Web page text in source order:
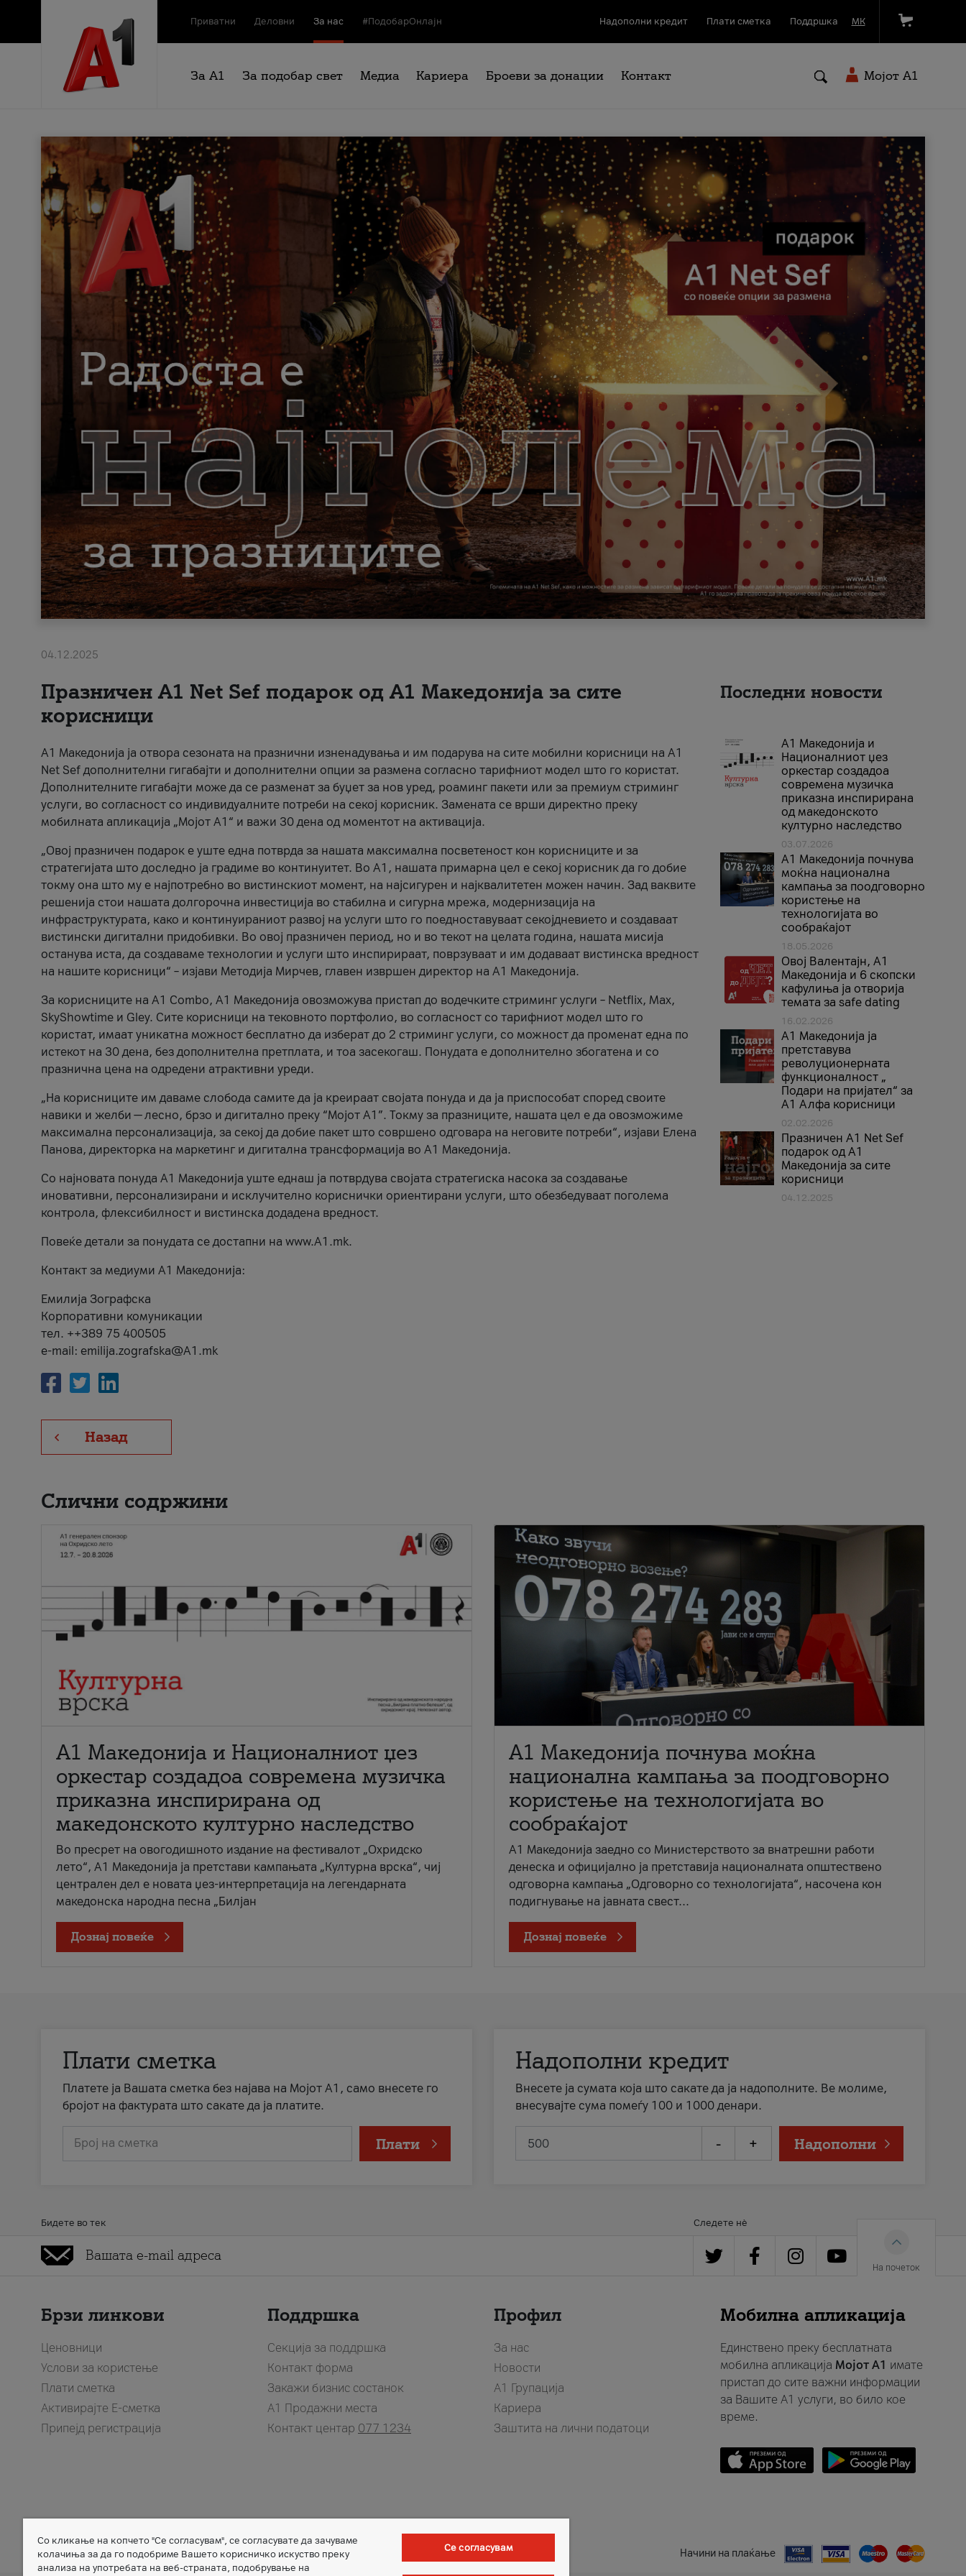
Приватни Деловни За нас #ПодобарОнлајн Надополни кредит Плати сметка Поддршка МК
За А1 За подобар свет Медиа Кариера Броеви за донации Контакт Мојот A1
04.12.2025
Празничен A1 Net Sеf подарок од А1 Македонија за сите
корисници
А1 Македонија ја отвора сезоната на празнични изненадувања и им подарува на сите мобилни корисници на A1
Net Sef дополнителни гигабајти и дополнителни опции за размена согласно тарифниот модел што го користат.
Дополнителните гигабајти може да се разменат за буџет за нов уред, роаминг пакети или за премиум стриминг
услуги, во согласност со индивидуалните потреби на секој корисник. Замената се врши директно преку
мобилната апликација „Мојот А1“ и важи 30 дена од моментот на активација.
„Овој празничен подарок е уште една потврда за нашата максимална посветеност кон корисниците и за
стратегијата што доследно ја градиме во континуитет. Во А1, нашата примарна цел е секој корисник да го добие
токму она што му е најпотребно во вистинскиот момент, на најсигурен и најквалитетен можен начин. Зад ваквите
решенија стои нашата долгорочна инвестиција во стабилна и сигурна мрежа, модернизација на
инфраструктурата, како и континуираниот развој на услуги што го поедноставуваат секојдневието и создаваат
вистински дигитални придобивки. Во овој празничен период, но и во текот на целата година, нашата мисија
останува иста, да создаваме технологии и услуги што инспирираат, поврзуваат и им додаваат вистинска вредност
на нашите корисници“ – изјави Методија Мирчев, главен извршен директор на А1 Македонија.
За корисниците на A1 Combo, А1 Македонија овозможува пристап до водечките стриминг услуги – Netflix, Max,
SkyShowtime и Gley. Сите корисници на тековното портфолио, во согласност со тарифниот модел што го
користат, имаат уникатна можност бесплатно да изберат до 2 стриминг услуги, со можност да променат една по
истекот на 30 дена, без дополнителна претплата, и тоа засекогаш. Понудата е дополнително збогатена и со
празнична цена на одредени атрактивни уреди.
„На корисниците им даваме слобода самите да ја креираат својата понуда и да ја приспособат според своите
навики и желби — лесно, брзо и дигитално преку “Мојот А1”. Токму за празниците, нашата цел е да овозможиме
максимална персонализација, за секој да добие пакет што совршено одговара на неговите потреби“, изјави Елена
Панова, директорка на маркетинг и дигитална трансформација во А1 Македонија.
Со најновата понуда А1 Македонија уште еднаш ја потврдува својата стратегиска насока за создавање
иновативни, персонализирани и исклучително кориснички ориентирани услуги, што обезбедуваат поголема
контрола, флексибилност и вистинска додадена вредност.
Повеќе детали за понудата се достапни на www.А1.mk.
Контакт за медиуми А1 Македонија:
Емилија Зографска
Корпоративни комуникации
тел. ++389 75 400505
e-mail: emilija.zografska@A1.mk
Назад
Последни новости
А1 Македонија и
Националниот џез
оркестар создадоа
современа музичка
приказна инспирирана
од македонското
културно наследство
03.07.2026
A1 Македонија почнува
моќна национална
кампања за поодговорно
користење на
технологијата во
сообраќајот
18.05.2026
Овој Валентајн, A1
Македонија и 6 скопски
кафулиња ја отворија
темата за safe dating
16.02.2026
А1 Македонија ја
претставува
револуционерната
функционалност „
Подари на пријател“ за
А1 Алфа корисници
02.02.2026
Празничен A1 Net Sеf
подарок од А1
Македонија за сите
корисници
04.12.2025
Слични содржини
А1 Македонија и Националниот џез
оркестар создадоа современа музичка
приказна инспирирана од
македонското културно наследство
Во пресрет на овогодишното издание на фестивалот „Охридско
лето“, А1 Македонија ја претстави кампањата „Културна врска“, чиј
централен дел е новата џез-интерпретација на легендарната
македонска народна песна „Билјан
Дознај повеќе
A1 Македонија почнува моќна
национална кампања за поодговорно
користење на технологијата во
сообраќајот
A1 Македонија заедно со Министерството за внатрешни работи
денеска и официјално ја претставија националната општествено
одговорна кампања „Одговорно со технологијата“, насочена кон
подигнување на јавната свест...
Дознај повеќе
Плати сметка
Платете ја Вашата сметка без најава на Мојот А1, само внесете го
бројот на фактурата што сакате да ја платите.
Број на сметка Плати
Надополни кредит
Внесете ја сумата која што сакате да ја надополните. Ве молиме,
внесувајте сума помеѓу 100 и 1000 денари.
- + Надополни
Бидете во тек Следете нè
На почеток
Брзи линкови
Ценовници
Услови за користење
Плати сметка
Активирајте Е-сметка
Припејд регистрација
Поддршка
Секција за поддршка
Контакт форма
Закажи бизнис состанок
A1 Продажни места
Контакт центар 077 1234
Профил
За нас
Новости
А1 Групација
Кариера
Заштита на лични податоци
Мобилна апликација
Единствено преку бесплатната
мобилна апликација Мојот A1 имате
пристап до сите важни информации
за Вашите A1 услуги, во било кое
време.
Member of Начини на плаќање
Со кликање на копчето "Се согласувам", се согласувате да зачуваме
колачиња за да го подобриме Вашето корисничко искуство преку
анализа на употребата на веб-страната, подобрување на
Се согласувам